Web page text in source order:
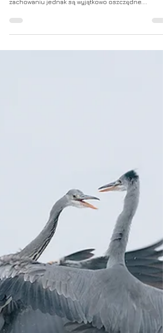
naszych podniebnych drapieżników. W swoim